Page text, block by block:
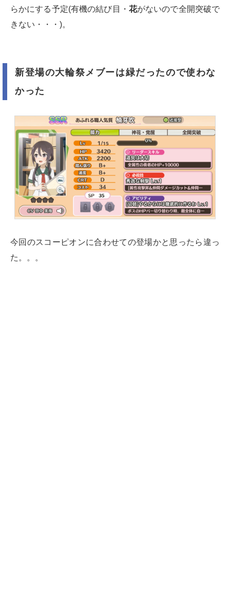
らかにする予定(有機の結び目・ 花がないので全開突破で
きない・・・)。
新登場の大輪祭メブーは緑だったので使わな
かった
今回のスコーピオンに合わせての登場かと思ったら違っ
た。。。